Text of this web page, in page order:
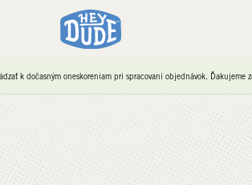
k dočasným oneskoreniam pri spracovaní objednávok. Ďakujeme